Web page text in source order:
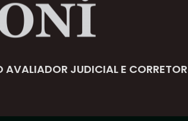
AVALIADOR JUDICIAL E